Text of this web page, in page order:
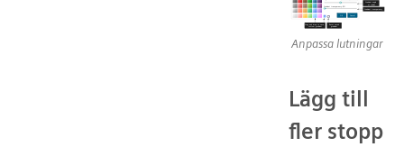
Anpassa lutningar
Lägg till
fler stopp